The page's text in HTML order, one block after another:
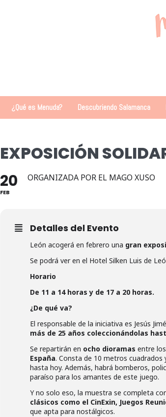
¿Qué es Menuda? Descubriendo Salamanca
EXPOSICIÓN
20
FEB
ORGANIZADA POR EL MAGO XUSO
Detalles del Evento
León acogerá en febrero una gran
Se podrá ver en el Hotel Silken Luis de
Horario
De 11 a 14 horas y de 17 a 20 horas.
¿De qué va?
El responsable de la iniciativa es Jesús
más de 25 años coleccionándolas
Se repartirán en ocho dioramas entre
España. Consta de 10 metros
hasta hoy. Además, habrá bomberos,
paraíso para los amantes de este juego.
Y no solo eso, la muestra se completa
clásicos como el CinExin, Juegos
que apta para nostálgicos.